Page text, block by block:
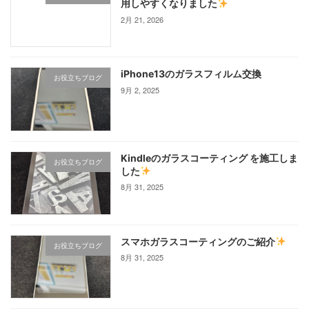
用しやすくなりました
2月 21, 2026
お役立ちブログ iPhone13のガラスフィルム交換
9月 2, 2025
お役立ちブログ
Kindleのガラスコーティング を施工しま
した
8月 31, 2025
お役立ちブログ スマホガラスコーティングのご紹介
8月 31, 2025